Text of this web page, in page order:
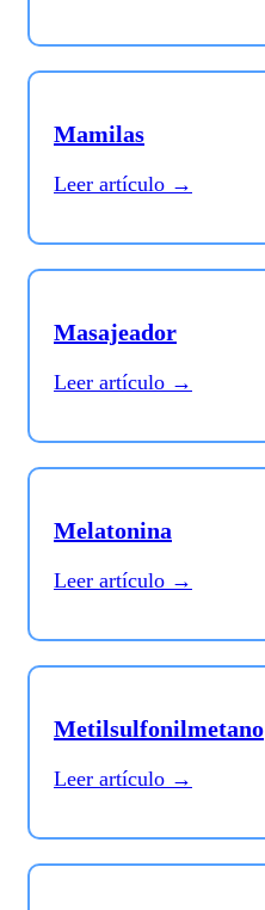
Mamilas
Leer artículo →
Masajeador
Leer artículo →
Melatonina
Leer artículo →
Metilsulfonilmetano
Leer artículo →